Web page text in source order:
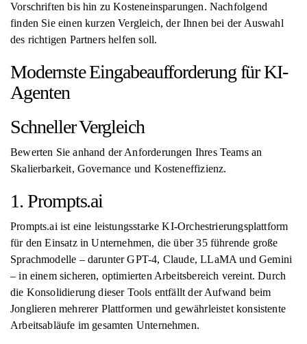
Vorschriften bis hin zu Kosteneinsparungen. Nachfolgend
finden Sie einen kurzen Vergleich, der Ihnen bei der Auswahl
des richtigen Partners helfen soll.
Modernste Eingabeaufforderung für KI-
Agenten
Schneller Vergleich
Bewerten Sie anhand der Anforderungen Ihres Teams an
Skalierbarkeit, Governance und Kosteneffizienz.
1. Prompts.ai
Prompts.ai ist eine leistungsstarke KI-Orchestrierungsplattform
für den Einsatz in Unternehmen, die über 35 führende große
Sprachmodelle – darunter GPT-4, Claude, LLaMA und Gemini
– in einem sicheren, optimierten Arbeitsbereich vereint. Durch
die Konsolidierung dieser Tools entfällt der Aufwand beim
Jonglieren mehrerer Plattformen und gewährleistet konsistente
Arbeitsabläufe im gesamten Unternehmen.